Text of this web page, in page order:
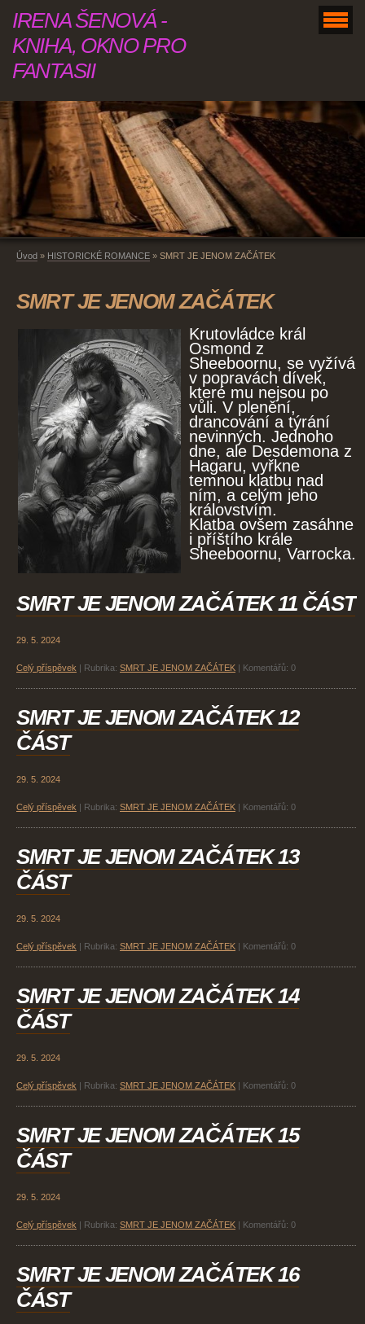
IRENA ŠENOVÁ -
KNIHA, OKNO PRO
FANTASII
Úvod » HISTORICKÉ ROMANCE » SMRT JE JENOM ZAČÁTEK
SMRT JE JENOM ZAČÁTEK
Krutovládce král
Osmond z
Sheeboornu, se vyžívá
v popravách dívek,
které mu nejsou po
vůli. V plenění,
drancování a týrání
nevinných. Jednoho
dne, ale Desdemona z
Hagaru, vyřkne
temnou klatbu nad
ním, a celým jeho
královstvím.
Klatba ovšem zasáhne
i příštího krále
Sheeboornu, Varrocka.
SMRT JE JENOM ZAČÁTEK 11 ČÁST
29. 5. 2024
Celý příspěvek Rubrika: SMRT JE JENOM ZAČÁTEK Komentářů: 0
SMRT JE JENOM ZAČÁTEK 12
ČÁST
29. 5. 2024
Celý příspěvek Rubrika: SMRT JE JENOM ZAČÁTEK Komentářů: 0
SMRT JE JENOM ZAČÁTEK 13
ČÁST
29. 5. 2024
Celý příspěvek Rubrika: SMRT JE JENOM ZAČÁTEK Komentářů: 0
SMRT JE JENOM ZAČÁTEK 14
ČÁST
29. 5. 2024
Celý příspěvek Rubrika: SMRT JE JENOM ZAČÁTEK Komentářů: 0
SMRT JE JENOM ZAČÁTEK 15
ČÁST
29. 5. 2024
Celý příspěvek Rubrika: SMRT JE JENOM ZAČÁTEK Komentářů: 0
SMRT JE JENOM ZAČÁTEK 16
ČÁST